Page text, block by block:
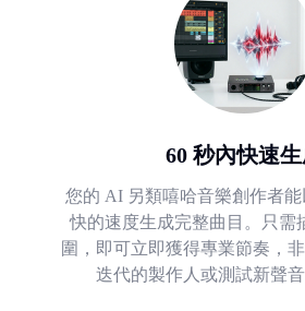
60 秒內快速
您的 AI 另類嘻哈音樂創作者
快的速度生成完整曲目。只需
圍，即可立即獲得專業節奏，
迭代的製作人或測試新聲音